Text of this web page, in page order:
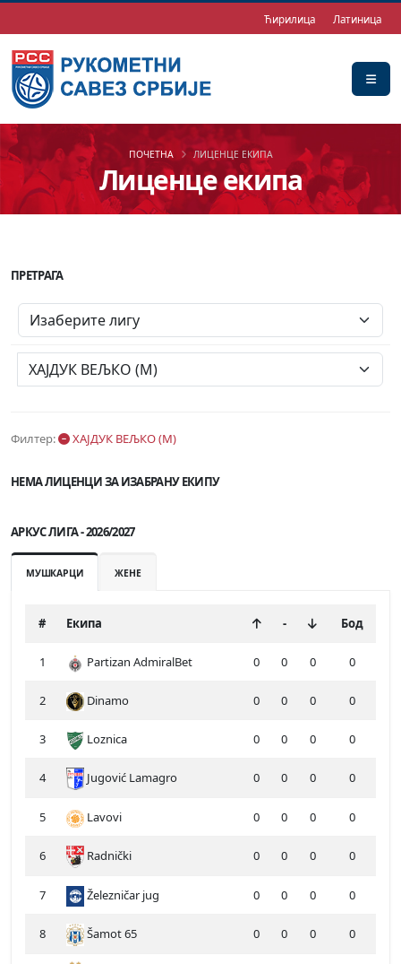
Ћирилица Латиница
Лиценце екипа
ПОЧЕТНА ЛИЦЕНЦЕ ЕКИПА
Филтер: ХАЈДУК ВЕЉКО (М)
НЕМА ЛИЦЕНЦИ ЗА ИЗАБРАНУ ЕКИПУ
ПРЕТРАГА
АРКУС ЛИГА - 2026/2027
МУШКАРЦИ ЖЕНЕ
# Екипа - Бод
1 Partizan AdmiralBet 0 0 0 0
2 Dinamo 0 0 0 0
3 Loznica 0 0 0 0
4 Jugović Lamagro 0 0 0 0
5 Lavovi 0 0 0 0
6 Radnički 0 0 0 0
7 Železničar jug 0 0 0 0
8 Šamot 65 0 0 0 0